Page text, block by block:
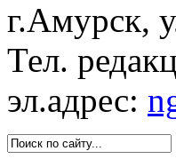
г.Амурск,
Тел.
эл.адрес: